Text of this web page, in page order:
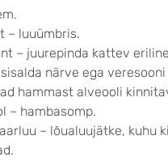
– luuümbris.
– juurepinda kattev
närve ega
hammast alveooli
– hambasomp.
– lõualuujätke, kuhu